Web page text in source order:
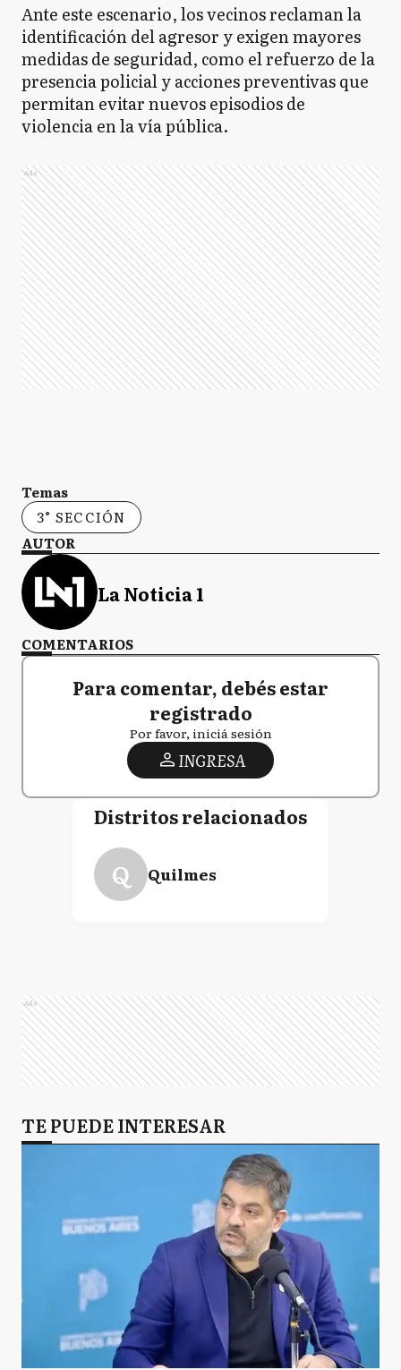
Ante este escenario, los vecinos reclaman la
identificación del agresor y exigen mayores
medidas de seguridad, como el refuerzo de la
presencia policial y acciones preventivas que
permitan evitar nuevos episodios de
violencia en la vía pública.
Ads
Temas
3° SECCIÓN
AUTOR
La Noticia 1
COMENTARIOS
Para comentar, debés estar
registrado
Por favor, iniciá sesión
INGRESA
Distritos relacionados
Q Quilmes
Ads
TE PUEDE INTERESAR